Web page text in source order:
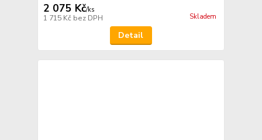
2 075 Kč/ks
1 715 Kč bez DPH Skladem
Detail